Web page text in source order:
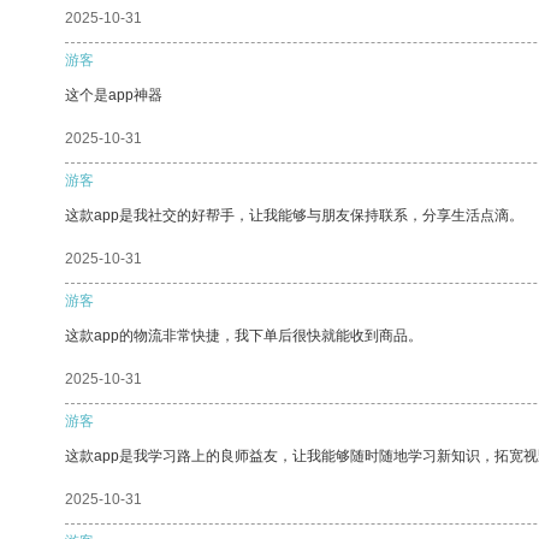
2025-10-31
游客
这个是app神器
2025-10-31
游客
这款app是我社交的好帮手，让我能够与朋友保持联系，分享生活点滴。
2025-10-31
游客
这款app的物流非常快捷，我下单后很快就能收到商品。
2025-10-31
游客
这款app是我学习路上的良师益友，让我能够随时随地学习新知识，拓宽
2025-10-31